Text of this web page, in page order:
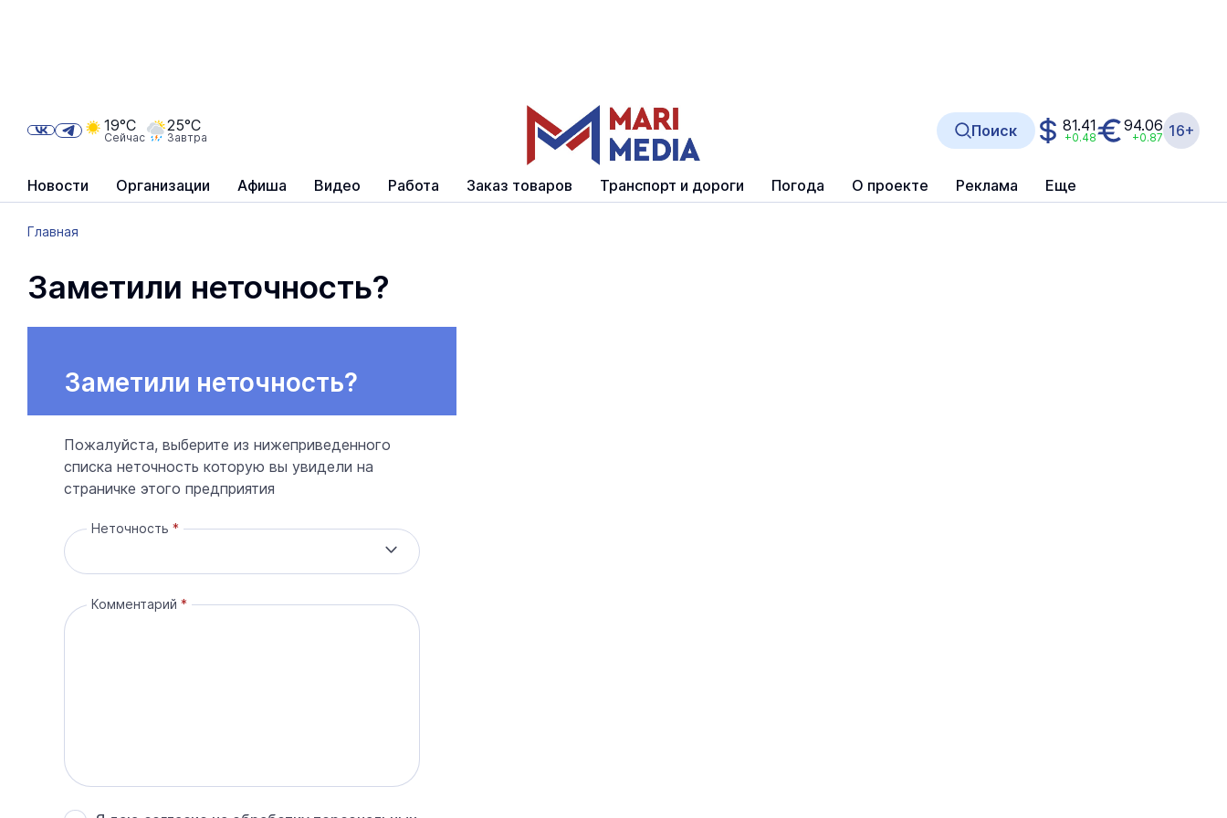
Новости Организации Афиша Видео Работа Заказ товаров Транспорт и дороги Погода О проекте Реклама Еще
19°C
Сейчас
25°C
Завтра Поиск 81.41
+0.48
94.06
+0.87 16+
Главная
Заметили неточность?
Заметили неточность?
Пожалуйста, выберите из нижеприведенного
списка неточность которую вы увидели на
страничке этого предприятия
Неточность
Комментарий